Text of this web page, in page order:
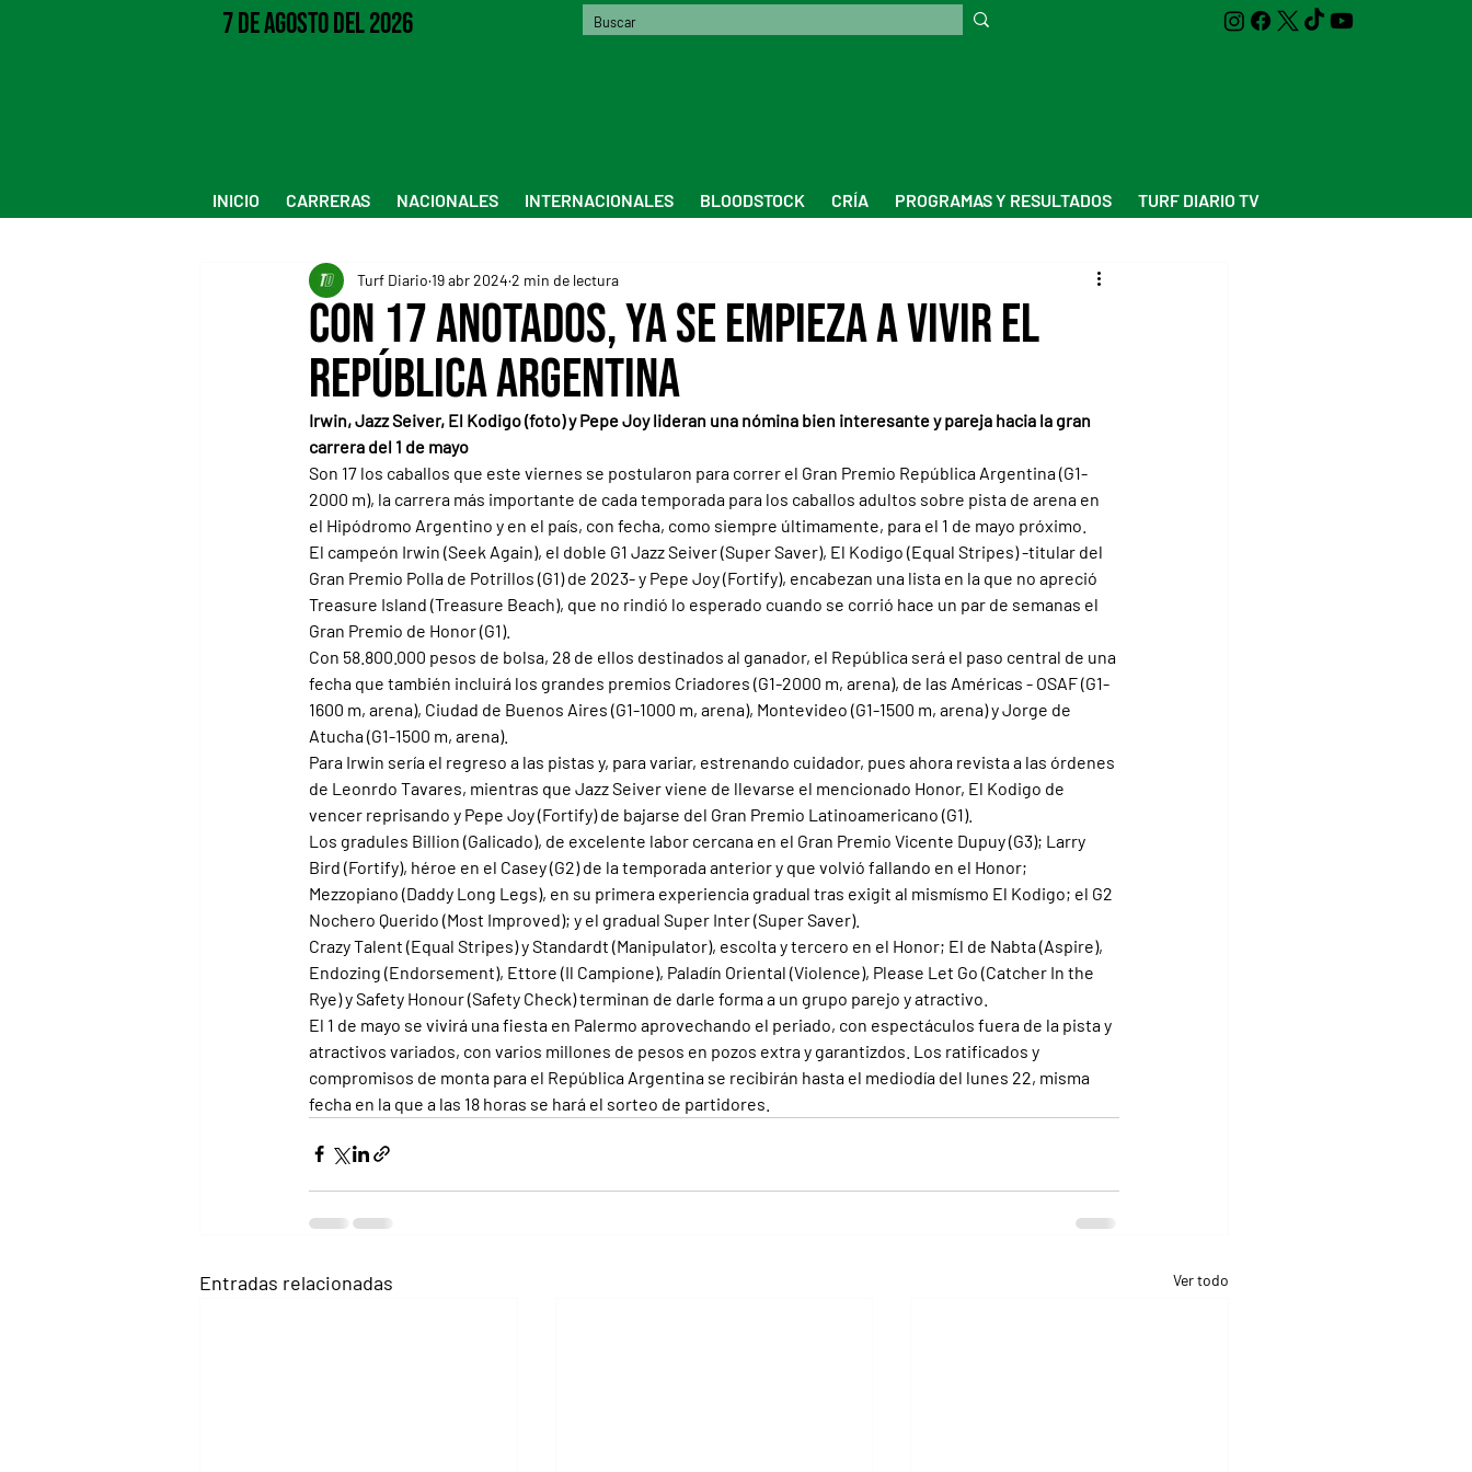
7 de Agosto del 2026
INICIO CARRERAS NACIONALES INTERNACIONALES BLOODSTOCK CRÍA PROGRAMAS Y RESULTADOS TURF DIARIO TV
Con 17 anotados, ya se empieza a vivir el
República Argentina
Turf Diario 19 abr 2024 2 min de lectura
Irwin, Jazz Seiver, El Kodigo (foto) y Pepe Joy lideran una nómina bien interesante y pareja hacia la gran
carrera del 1 de mayo
Son 17 los caballos que este viernes se postularon para correr el Gran Premio República Argentina (G1-
2000 m), la carrera más importante de cada temporada para los caballos adultos sobre pista de arena en
el Hipódromo Argentino y en el país, con fecha, como siempre últimamente, para el 1 de mayo próximo.
El campeón Irwin (Seek Again), el doble G1 Jazz Seiver (Super Saver), El Kodigo (Equal Stripes) -titular del
Gran Premio Polla de Potrillos (G1) de 2023- y Pepe Joy (Fortify), encabezan una lista en la que no apreció
Treasure Island (Treasure Beach), que no rindió lo esperado cuando se corrió hace un par de semanas el
Gran Premio de Honor (G1).
Con 58.800.000 pesos de bolsa, 28 de ellos destinados al ganador, el República será el paso central de una
fecha que también incluirá los grandes premios Criadores (G1-2000 m, arena), de las Américas - OSAF (G1-
1600 m, arena), Ciudad de Buenos Aires (G1-1000 m, arena), Montevideo (G1-1500 m, arena) y Jorge de
Atucha (G1-1500 m, arena).
Para Irwin sería el regreso a las pistas y, para variar, estrenando cuidador, pues ahora revista a las órdenes
de Leonrdo Tavares, mientras que Jazz Seiver viene de llevarse el mencionado Honor, El Kodigo de
vencer reprisando y Pepe Joy (Fortify) de bajarse del Gran Premio Latinoamericano (G1).
Los gradules Billion (Galicado), de excelente labor cercana en el Gran Premio Vicente Dupuy (G3); Larry
Bird (Fortify), héroe en el Casey (G2) de la temporada anterior y que volvió fallando en el Honor;
Mezzopiano (Daddy Long Legs), en su primera experiencia gradual tras exigit al mismísmo El Kodigo; el G2
Nochero Querido (Most Improved); y el gradual Super Inter (Super Saver).
Crazy Talent (Equal Stripes) y Standardt (Manipulator), escolta y tercero en el Honor; El de Nabta (Aspire),
Endozing (Endorsement), Ettore (Il Campione), Paladín Oriental (Violence), Please Let Go (Catcher In the
Rye) y Safety Honour (Safety Check) terminan de darle forma a un grupo parejo y atractivo.
El 1 de mayo se vivirá una fiesta en Palermo aprovechando el periado, con espectáculos fuera de la pista y
atractivos variados, con varios millones de pesos en pozos extra y garantizdos. Los ratificados y
compromisos de monta para el República Argentina se recibirán hasta el mediodía del lunes 22, misma
fecha en la que a las 18 horas se hará el sorteo de partidores.
Entradas relacionadas Ver todo